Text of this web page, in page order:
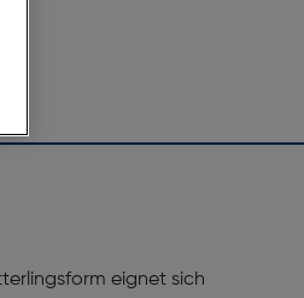
eignet sich